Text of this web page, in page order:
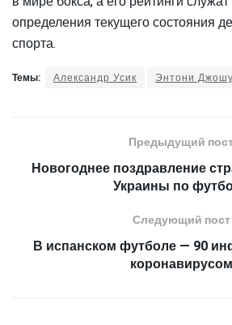
определения текущего состояния
спорта.
Темы: Александр Усик Энтони
Предыдущий
Новогоднее поздравление
Украины по
Следующий пост
В испанском футболе — 90
коронавирусом